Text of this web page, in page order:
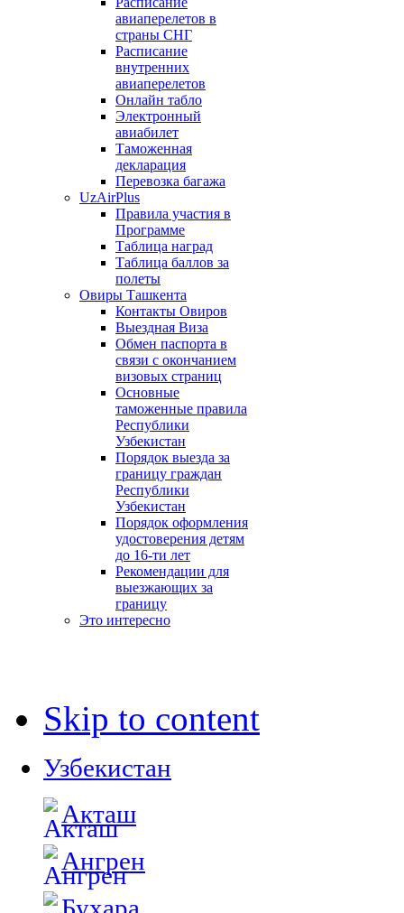
авиаперелетов в
страны СНГ
Расписание
внутренних
авиаперелетов
Онлайн табло
Электронный
авиабилет
Таможенная
декларация
Перевозка багажа
UzAirPlus
Правила участия в
Программе
Таблица наград
Таблица баллов за
полеты
Овиры Ташкента
Контакты Овиров
Выездная Виза
Обмен паспорта в
связи с окончанием
визовых страниц
Основные
таможенные правила
Республики
Узбекистан
Порядок выезда за
границу граждан
Республики
Узбекистан
Порядок оформления
удостоверения детям
до 16-ти лет
Рекомендации для
выезжающих за
границу
Это интересно
Skip to content
Узбекистан
Акташ
Ангрен